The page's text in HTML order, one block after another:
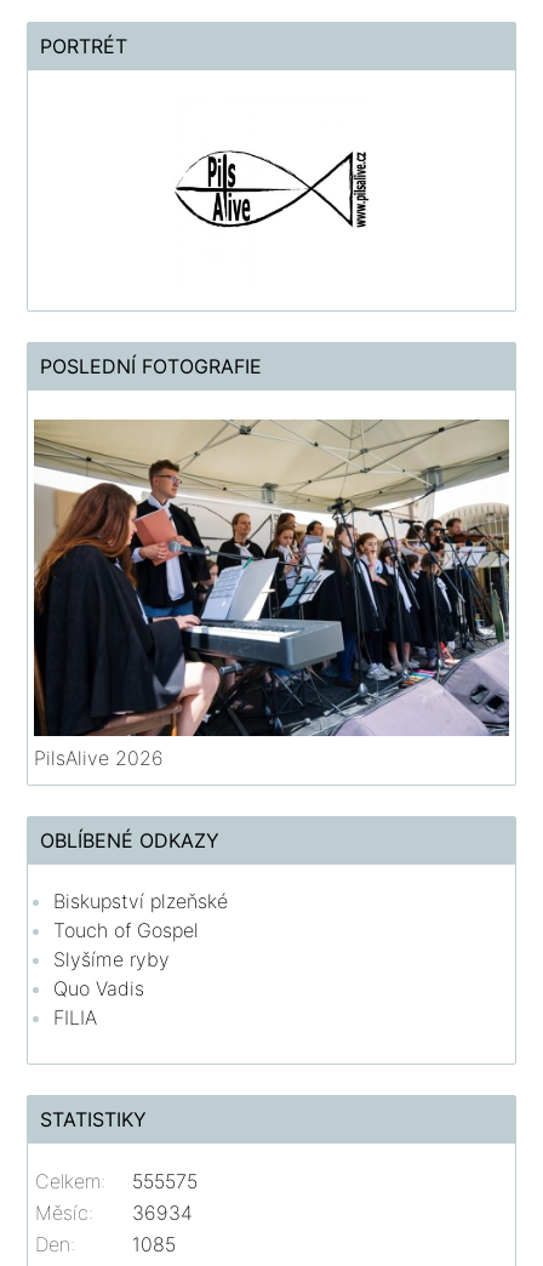
PORTRÉT
POSLEDNÍ FOTOGRAFIE
PilsAlive 2026
OBLÍBENÉ ODKAZY
Biskupství plzeňské
Touch of Gospel
Slyšíme ryby
Quo Vadis
FILIA
STATISTIKY
Celkem:
555575
Měsíc:
36934
Den:
1085